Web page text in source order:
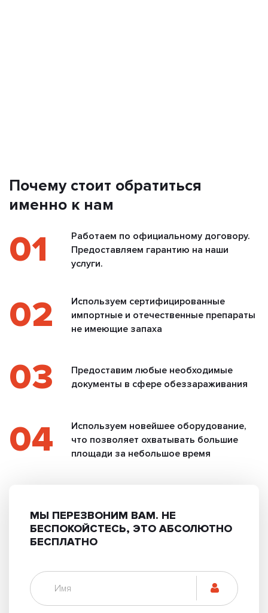
Почему стоит обратиться
именно к нам
01
Работаем по официальному договору.
Предоставляем гарантию на наши
услуги.
02
Используем сертифицированные
импортные и отечественные препараты
не имеющие запаха
03
Предоставим любые необходимые
документы в сфере обеззараживания
04
Используем новейшее оборудование,
что позволяет охватывать большие
площади за небольшое время
МЫ ПЕРЕЗВОНИМ ВАМ. НЕ
БЕСПОКОЙСТЕСЬ, ЭТО АБСОЛЮТНО
БЕСПЛАТНО